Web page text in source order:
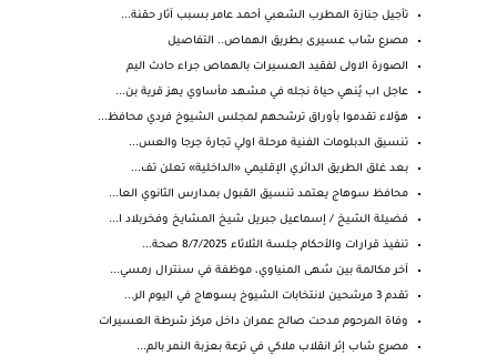
تأجيل جنازة المطرب الشعبي أحمد عامر بسبب آثار حقنة...
مصرع شاب عسيرى بطريق الهماص.. التفاصيل
الصورة الاولى لفقيد العسيرات بالهماص جراء حادث اليم
عاجل اب يُنهي حياة نجله في مشهد مأساوي يهز قرية بن...
هؤلاء تقدموا بأوراق ترشحهم لمجلس الشيوخ فردي محافظ...
تنسيق الدبلومات الفنية مرحلة اولي تجارة جرجا والعس...
بعد غلق الطريق الدائري الإقليمي «الداخلية» تعلن تف...
محافظ سوهاج يعتمد تنسيق القبول بمدارس الثانوي العا...
فضيلة الشيخ / إسماعيل جبريل شيخ المشايخ وفخربلاد ا...
تنفيذ قرارات والأحكام جلسة الثلاثاء 8/7/2025 صحة...
آخر مكالمة بين سُهى المنياوي، موظفة في سنترال رمسي...
تقدم 3 مرشحين لانتخابات الشيوخ يسوهاج في اليوم الر...
وفاة المرحوم مدحت صالح عمران داخل مركز شرطة العسيرات
مصرع شاب إثر انقلاب ملاكي في ترعة بعزبة النمر بالم...